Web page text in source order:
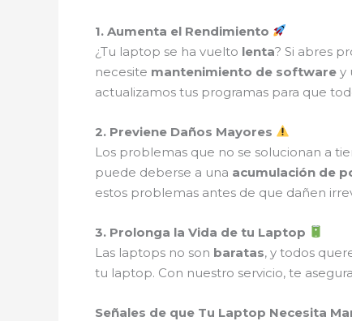
1. Aumenta el Rendimiento
¿Tu laptop se ha vuelto lenta? Si abres
necesite mantenimiento de software y
actualizamos tus programas para que
2. Previene Daños Mayores
Los problemas que no se solucionan a
puede deberse a una acumulación de
estos problemas antes de que dañen
3. Prolonga la Vida de tu Laptop
Las laptops no son baratas, y todos
tu laptop. Con nuestro servicio, te
Señales de que Tu Laptop Necesita